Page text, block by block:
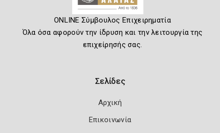
ONLINE Σύμβουλος Επιχειρηματία
Όλα όσα αφορούν την ίδρυση και την λειτουργία της
επιχείρησής σας.
Σελίδες
Αρχική
Επικοινωνία